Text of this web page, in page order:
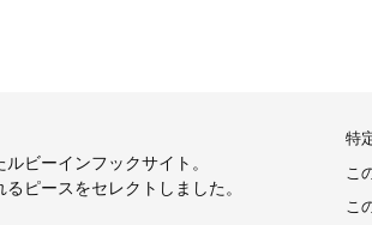
ビーインフックサイト。
ピースをセレクトしました。
特
こ
こ